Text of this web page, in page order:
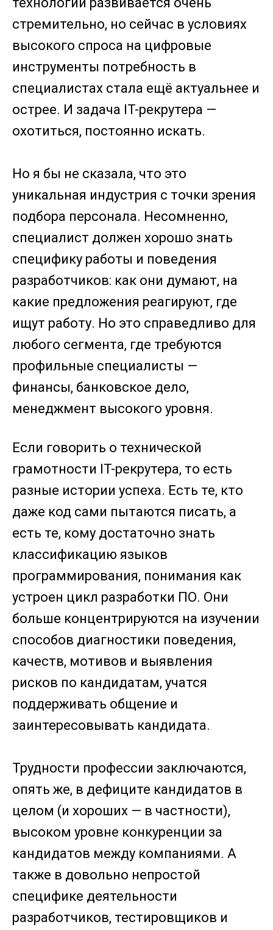
стремительно, но сейчас в условиях
высокого спроса на цифровые
инструменты потребность в
специалистах стала ещё актуальнее и
острее. И задача IT-рекрутера —
охотиться, постоянно искать.
Но я бы не сказала, что это
уникальная индустрия с точки зрения
подбора персонала. Несомненно,
специалист должен хорошо знать
специфику работы и поведения
разработчиков: как они думают, на
какие предложения реагируют, где
ищут работу. Но это справедливо для
любого сегмента, где требуются
профильные специалисты —
финансы, банковское дело,
менеджмент высокого уровня.
Если говорить о технической
грамотности IT-рекрутера, то есть
разные истории успеха. Есть те, кто
даже код сами пытаются писать, а
есть те, кому достаточно знать
классификацию языков
программирования, понимания как
устроен цикл разработки ПО. Они
больше концентрируются на изучении
способов диагностики поведения,
качеств, мотивов и выявления
рисков по кандидатам, учатся
поддерживать общение и
заинтересовывать кандидата.
Трудности профессии заключаются,
опять же, в дефиците кандидатов в
целом (и хороших — в частности),
высоком уровне конкуренции за
кандидатов между компаниями. А
также в довольно непростой
специфике деятельности
разработчиков, тестировщиков и